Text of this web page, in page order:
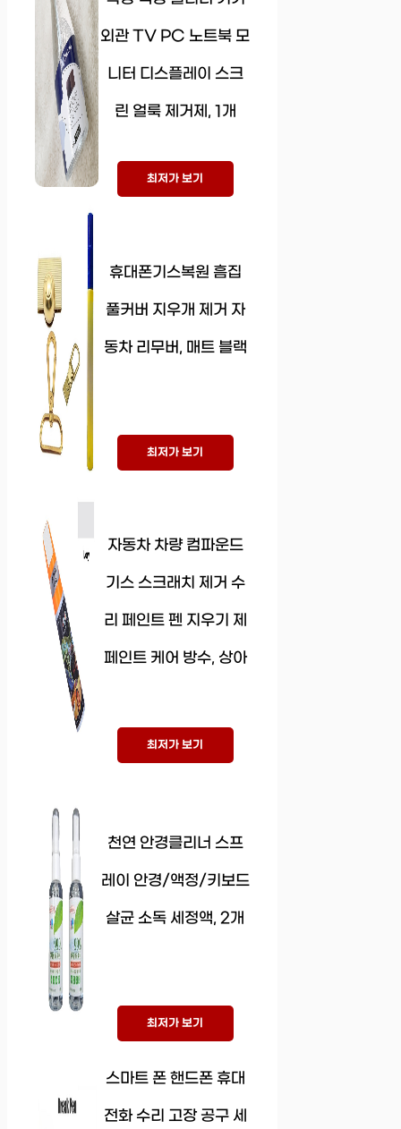
외관 TV PC 노트북 모
니터 디스플레이 스크
린 얼룩 제거제, 1개
최저가 보기
휴대폰기스복원 흠집
풀커버 지우개 제거 자
동차 리무버, 매트 블랙
최저가 보기
자동차 차량 컴파운드
기스 스크래치 제거 수
리 페인트 펜 지우기 제
페인트 케어 방수, 상아
최저가 보기
천연 안경클리너 스프
레이 안경/액정/키보드
살균 소독 세정액, 2개
최저가 보기
스마트 폰 핸드폰 휴대
전화 수리 고장 공구 세